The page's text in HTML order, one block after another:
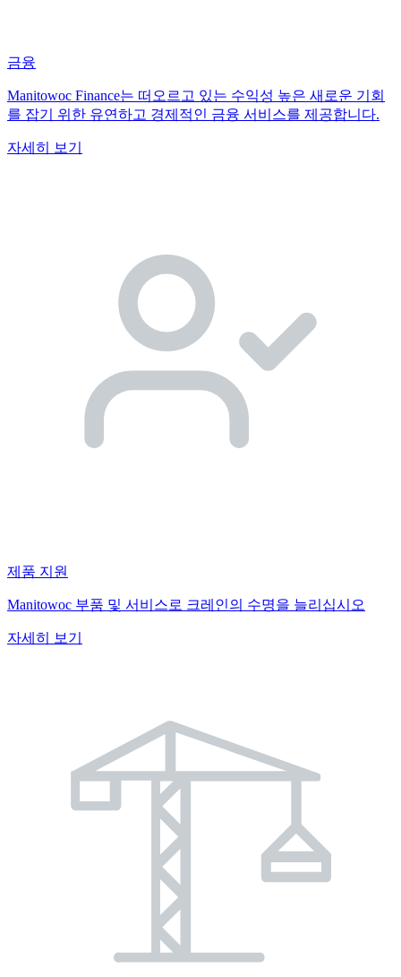
금융
Manitowoc Finance는 떠오르고 있는 수익성 높은 새로운 기회
를 잡기 위한 유연하고 경제적인 금융 서비스를 제공합니다.
자세히 보기
제품 지원
Manitowoc 부품 및 서비스로 크레인의 수명을 늘리십시오
자세히 보기